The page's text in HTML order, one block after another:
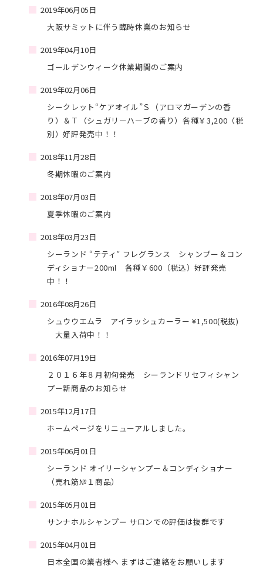
2019年06月05日
大阪サミットに伴う臨時休業のお知らせ
2019年04月10日
ゴールデンウィーク休業期間のご案内
2019年02月06日
シークレット“ケアオイル”Ｓ（アロマガーデンの香
り）＆Ｔ（シュガリーハーブの香り）各種￥3,200（税
別）好評発売中！！
2018年11月28日
冬期休暇のご案内
2018年07月03日
夏季休暇のご案内
2018年03月23日
シーランド “テティ″ フレグランス シャンプー＆コン
ディショナー200ml 各種￥600（税込）好評発売
中！！
2016年08月26日
シュウウエムラ アイラッシュカーラー ¥1,500(税抜)
大量入荷中！！
2016年07月19日
２０１６年８月初旬発売 シーランドリセフィシャン
プー新商品のお知らせ
2015年12月17日
ホームページをリニューアルしました。
2015年06月01日
シーランド オイリーシャンプー＆コンディショナー
（売れ筋№１商品）
2015年05月01日
サンナホルシャンプー サロンでの評価は抜群です
2015年04月01日
日本全国の業者様へ まずはご連絡をお願いします